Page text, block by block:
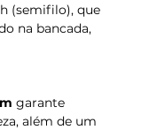
(semifilo), que
na bancada,
garante
além de um